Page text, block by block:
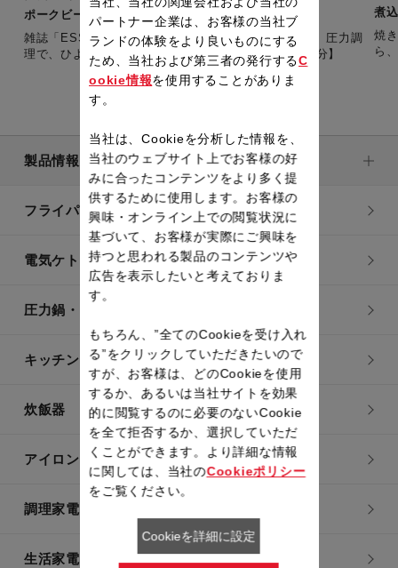
ポークビーンズ（1週間レシピ・冬）
雑誌「ESSE」とコラボした1週間・冬の土曜レシピ。 圧力調
理で、ひよこ豆がふっくら美味しく！ 【準備時間：5分】
煮
焼
製品情報
フライパン・鍋
電気ケトル
圧力鍋・電気圧力鍋
キッチン用品
炊飯器
アイロン・衣類スチーマー
調理家電
生活家電
パートナー企業は、お客様の当社ブ
ランドの体験をより良いものにする
ため、当社および第三者の発行するC
ookie情報を使用することがありま
す。
当社は、Cookieを分析した情報を、
当社のウェブサイト上でお客様の好
みに合ったコンテンツをより多く提
供するために使用します。お客様の
興味・オンライン上での閲覧状況に
基づいて、お客様が実際にご興味を
持つと思われる製品のコンテンツや
広告を表示したいと考えておりま
す。
もちろん、”全てのCookieを受け入れ
る”をクリックしていただきたいので
すが、お客様は、どのCookieを使用
するか、あるいは当社サイトを効果
的に閲覧するのに必要のないCookie
を全て拒否するか、選択していただ
くことができます。より詳細な情報
に関しては、当社のCookieポリシー
をご覧ください。
Cookieを詳細に設定